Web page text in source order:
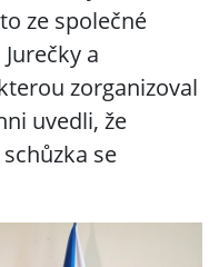
ze společné
a
zorganizoval
uvedli, že
se